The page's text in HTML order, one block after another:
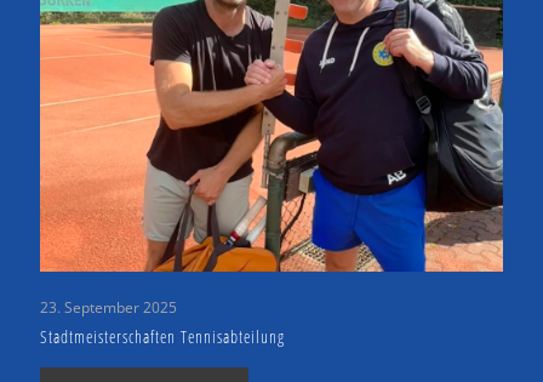
23. September 2025
Stadtmeisterschaften Tennisabteilung